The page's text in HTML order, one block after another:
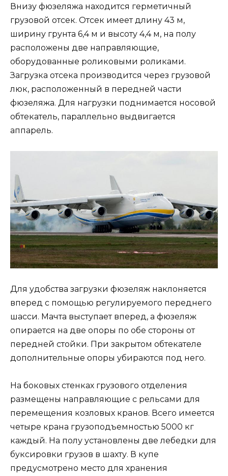
Внизу фюзеляжа находится герметичный
грузовой отсек. Отсек имеет длину 43 м,
ширину грунта 6,4 м и высоту 4,4 м, на полу
расположены две направляющие,
оборудованные роликовыми роликами.
Загрузка отсека производится через грузовой
люк, расположенный в передней части
фюзеляжа. Для нагрузки поднимается носовой
обтекатель, параллельно выдвигается
аппарель.
Для удобства загрузки фюзеляж наклоняется
вперед с помощью регулируемого переднего
шасси. Мачта выступает вперед, а фюзеляж
опирается на две опоры по обе стороны от
передней стойки. При закрытом обтекателе
дополнительные опоры убираются под него.
На боковых стенках грузового отделения
размещены направляющие с рельсами для
перемещения козловых кранов. Всего имеется
четыре крана грузоподъемностью 5000 кг
каждый. На полу установлены две лебедки для
буксировки грузов в шахту. В купе
предусмотрено место для хранения